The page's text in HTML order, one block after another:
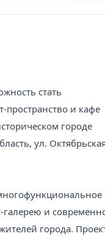
стать
пространство и кафе
городе
ул.
галерею и
города.